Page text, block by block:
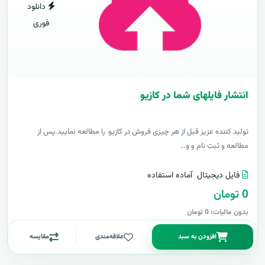
دانلود
فوری
انتشار فایلهای شما در کازیو
توليد کننده عزيز قبل از هر چیزی فروش در کازیو را مطالعه نمایید.پس از
مطالعه و ثبت نام و و..
فایل دیجیتال آماده استفاده
0 تومان
بدون مالیات: 0 تومان
افزودن به سبد علاقه‌مندی مقایسه